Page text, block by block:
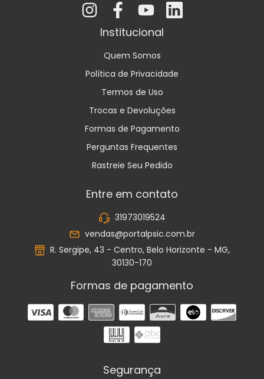
Institucional
Quem Somos
Política de Privacidade
Termos de Uso
Trocas e Devoluções
Formas de Pagamento
Perguntas Frequentes
Rastreie Seu Pedido
Entre em contato
31973019524
vendas@portalpsic.com.br
R. Sergipe, 43 - Centro, Belo Horizonte - MG,
30130-170
Formas de pagamento
Segurança